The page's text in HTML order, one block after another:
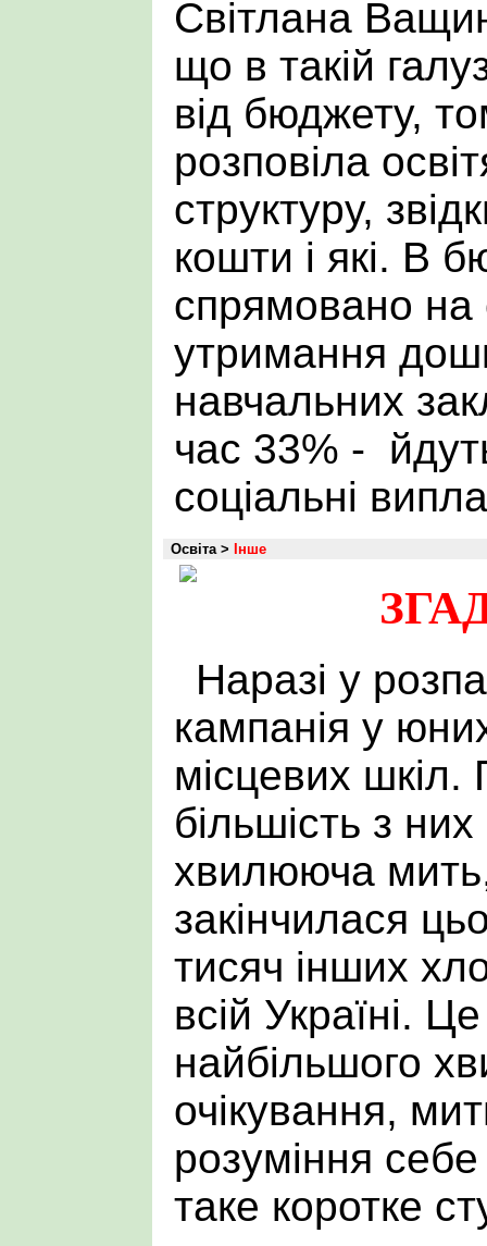
Світлана
що в такій
від бюджету,
розповіла
структуру,
кошти і які. В
спрямовано на
утримання
навчальних
час 33% -
соціальні
Освіта > Інше
Наразі у
кампанія у
місцевих
більшість з
хвилююча
закінчилася
тисяч інших
всій Україні.
найбільшого
очікування,
розуміння
таке коротке